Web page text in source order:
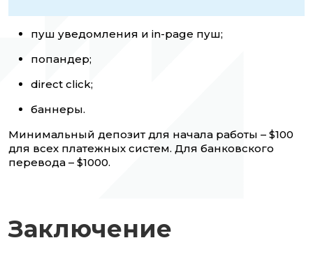
пуш уведомления и in-page пуш;
попандер;
direct click;
баннеры.
Минимальный депозит для начала работы – $100
для всех платежных систем. Для банковского
перевода – $1000.
Заключение